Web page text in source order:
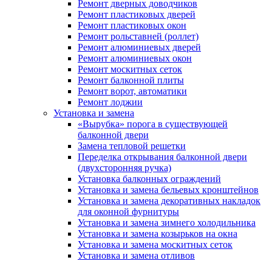
Ремонт дверных доводчиков
Ремонт пластиковых дверей
Ремонт пластиковых окон
Ремонт рольставней (роллет)
Ремонт алюминиевых дверей
Ремонт алюминиевых окон
Ремонт москитных сеток
Ремонт балконной плиты
Ремонт ворот, автоматики
Ремонт лоджии
Установка и замена
«Вырубка» порога в существующей
балконной двери
Замена тепловой решетки
Переделка открывания балконной двери
(двухсторонняя ручка)
Установка балконных ограждений
Установка и замена бельевых кронштейнов
Установка и замена декоративных накладок
для оконной фурнитуры
Установка и замена зимнего холодильника
Установка и замена козырьков на окна
Установка и замена москитных сеток
Установка и замена отливов